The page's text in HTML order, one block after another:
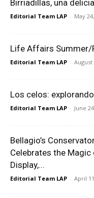
Birriadillas, una delicia
Editorial Team LAP - May
Life Affairs Summer/
Editorial Team LAP - August
Los celos:
Editorial Team LAP - June
Bellagio’s
Celebrates the
Display,...
Editorial Team LAP - April